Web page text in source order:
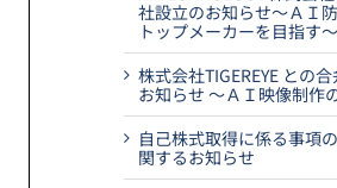
社設立のお知らせ～ＡＩ
トップメーカーを目指す～
株式会社TIGEREYE との
お知らせ ～ＡＩ映像制作
自己株式取得に係る事項
関するお知らせ